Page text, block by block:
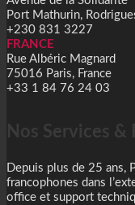
Port Mathurin,
+230 831 3227
FRANCE
Rue Albéric Magnard
75016 Paris, France
+33 1 84 76 24 03
Nos Services &
Depuis plus de 25 ans,
francophones dans
office et support